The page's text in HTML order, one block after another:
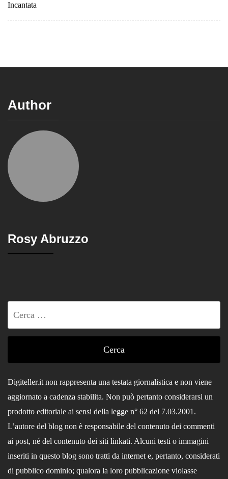
Incantata
Author
Rosy Abruzzo
Digiteller.it non rappresenta una testata giornalistica e non viene
aggiornato a cadenza stabilita. Non può pertanto considerarsi un
prodotto editoriale ai sensi della legge n° 62 del 7.03.2001.
L’autore del blog non è responsabile del contenuto dei commenti
ai post, né del contenuto dei siti linkati. Alcuni testi o immagini
inseriti in questo blog sono tratti da internet e, pertanto, considerati
di pubblico dominio; qualora la loro pubblicazione violasse